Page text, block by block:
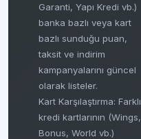
Garanti, Yapı Kredi vb.)
banka bazlı veya kart
bazlı sunduğu puan,
taksit ve indirim
kampanyalarını güncel
olarak listeler.
Kart Karşılaştırma: Farklı
kredi kartlarının (Wings,
Bonus, World vb.)